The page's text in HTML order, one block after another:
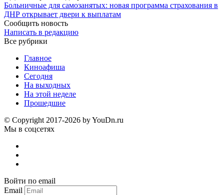
Больничные для самозанятых: новая программа страхования в
ДНР открывает двери к выплатам
Сообщить новость
Написать в редакцию
Все рубрики
Главное
Киноафиша
Сегодня
На выходных
На этой неделе
Прошедшие
© Copyright 2017-2026 by YouDn.ru
Мы в соцсетях
Войти по email
Email